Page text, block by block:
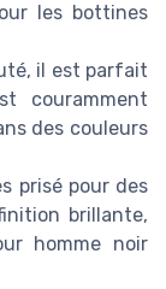
les bottines
il est parfait
couramment
des couleurs
prisé pour des
brillante,
homme noir